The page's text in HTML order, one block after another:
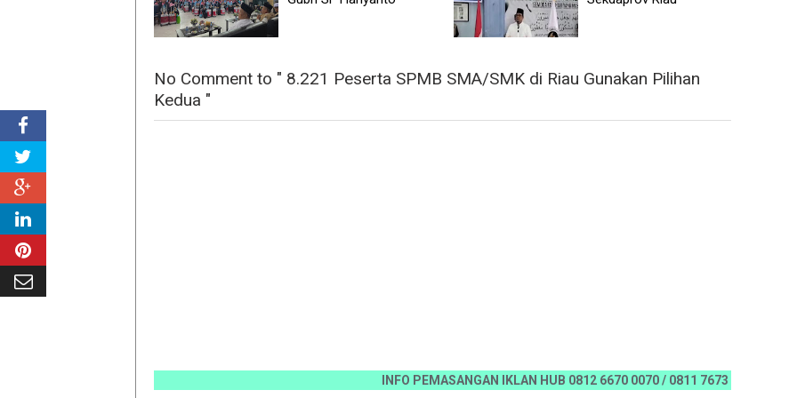
No Comment to " 8.221 Peserta SPMB SMA/SMK di Riau Gunakan Pilihan
Kedua "
INFO PEMASANGAN IKLAN HUB 0812 6670 0070 / 0811 7673 35,